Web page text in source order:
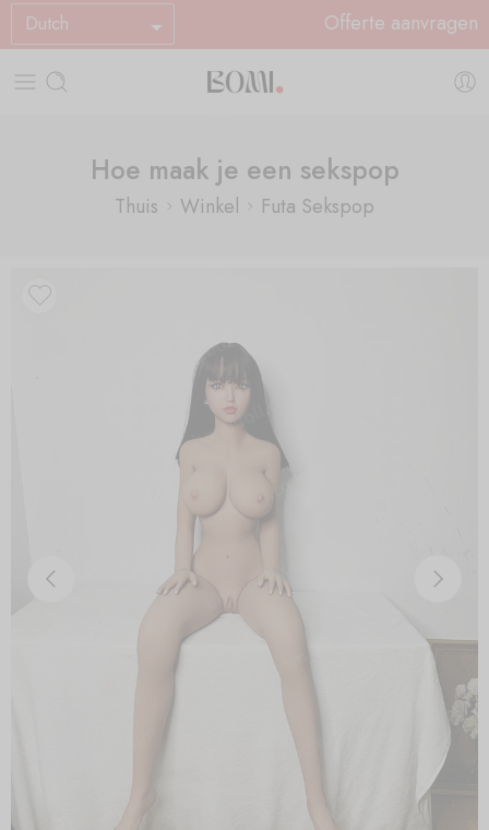
Dutch Offerte aanvragen
Hoe maak je een sekspop
Thuis Winkel Futa Sekspop